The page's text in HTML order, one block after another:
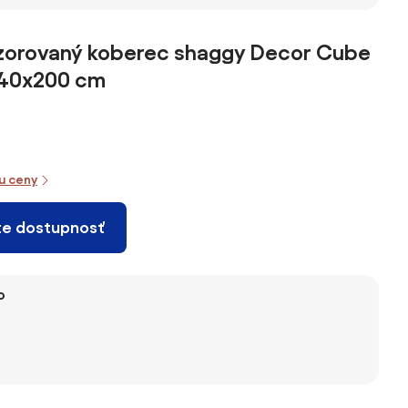
koberec shaggy Decor Cube
cm
ceny
dostupnosť